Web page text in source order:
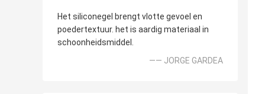
Het siliconegel brengt vlotte gevoel en
poedertextuur. het is aardig materiaal in
schoonheidsmiddel.
—— JORGE GARDEA